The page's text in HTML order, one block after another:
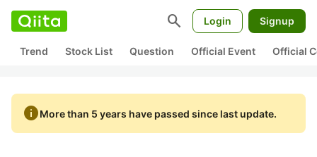
search Login Signup
Trend Stock List Question Official Event Official
infoMore than 5 years have passed since last update.